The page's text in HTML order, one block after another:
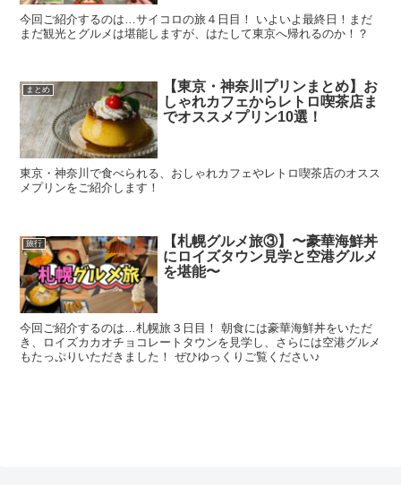
今回ご紹介するのは…サイコロの旅４日目！ いよいよ最終日！まだ
まだ観光とグルメは堪能しますが、はたして東京へ帰れるのか！？
まとめ
【東京・神奈川プリンまとめ】お
しゃれカフェからレトロ喫茶店ま
でオススメプリン10選！
東京・神奈川で食べられる、おしゃれカフェやレトロ喫茶店のオスス
メプリンをご紹介します！
旅行
【札幌グルメ旅③】〜豪華海鮮丼
にロイズタウン見学と空港グルメ
を堪能〜
今回ご紹介するのは…札幌旅３日目！ 朝食には豪華海鮮丼をいただ
き、ロイズカカオチョコレートタウンを見学し、さらには空港グルメ
もたっぷりいただきました！ ぜひゆっくりご覧ください♪